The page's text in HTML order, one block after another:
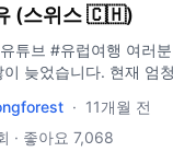
(스위스 🇨🇭)
행 여러분 안녕하세요, 송숲
늘도 행복한 하루 보내
· 11개월 전
· 좋아요 7,068